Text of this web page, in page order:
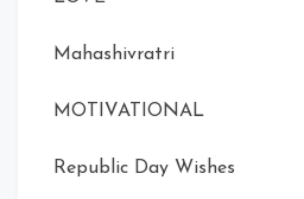
Mahashivratri
MOTIVATIONAL
Republic Day Wishes